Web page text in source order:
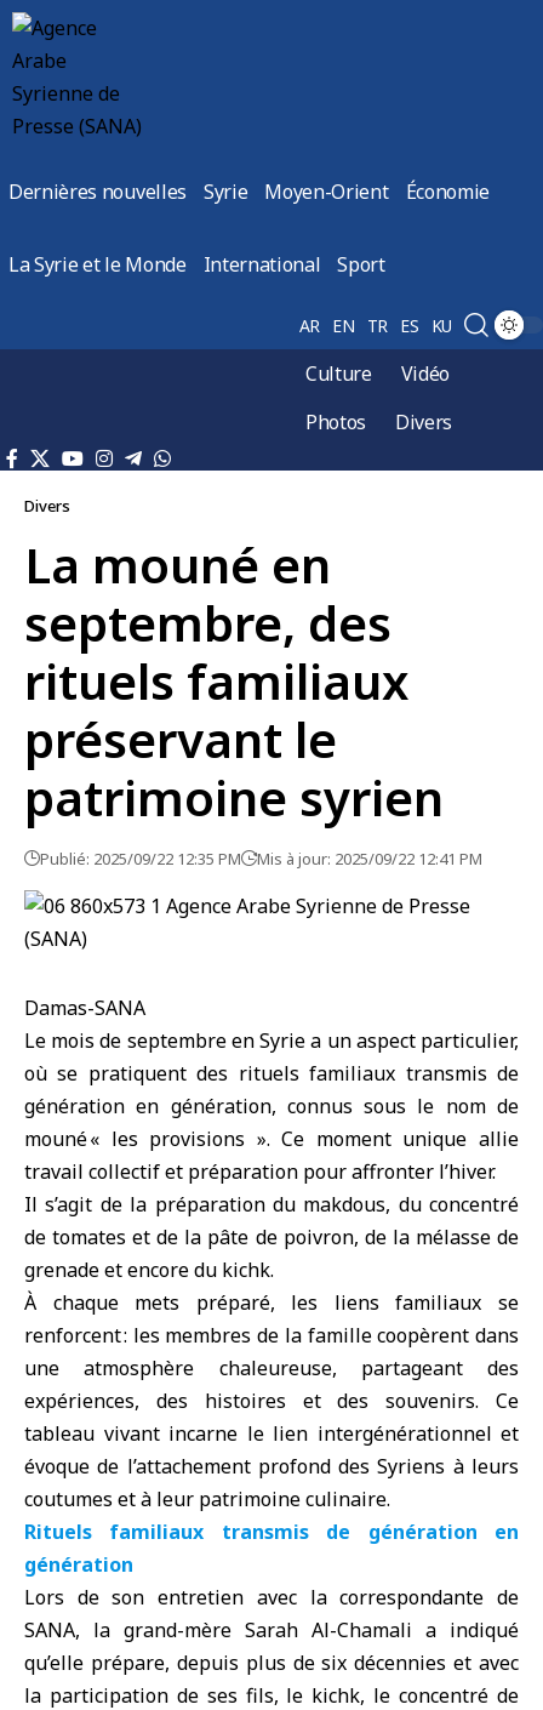
Dernières nouvelles Syrie Moyen-Orient Économie
La Syrie et le Monde International Sport
AR EN TR ES KU
Culture
Vidéo
Photos
Divers
Divers
La mouné en
septembre, des
rituels familiaux
préservant le
patrimoine syrien
Publié: 2025/09/22 12:35 PM Mis à jour: 2025/09/22 12:41 PM
Damas-SANA
Le mois de septembre en Syrie a un aspect particulier,
où se pratiquent des rituels familiaux transmis de
génération en génération, connus sous le nom de
mouné « les provisions ». Ce moment unique allie
travail collectif et préparation pour affronter l’hiver.
Il s’agit de la préparation du makdous, du concentré
de tomates et de la pâte de poivron, de la mélasse de
grenade et encore du kichk.
À chaque mets préparé, les liens familiaux se
renforcent : les membres de la famille coopèrent dans
une atmosphère chaleureuse, partageant des
expériences, des histoires et des souvenirs. Ce
tableau vivant incarne le lien intergénérationnel et
évoque de l’attachement profond des Syriens à leurs
coutumes et à leur patrimoine culinaire.
Rituels familiaux transmis de génération en
génération
Lors de son entretien avec la correspondante de
SANA, la grand-mère Sarah Al-Chamali a indiqué
qu’elle prépare, depuis plus de six décennies et avec
la participation de ses fils, le kichk, le concentré de